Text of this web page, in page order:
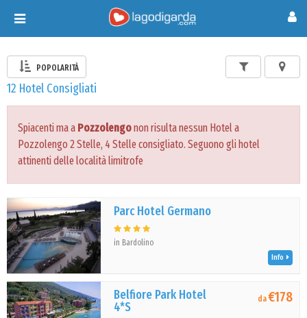
Toggle
navigation
POPOLARITÀ
12 Hotel Consigliati
Spiacenti ma a Pozzolengonon risulta nessun Hotel a
Pozzolengo 2 Stelle, 4 Stelle consigliato. Seguono gli hotel
attinenti delle località limitrofe
Parc Hotel Germano
in Bardolino
Info
Belfiore Park Hotel
4*S
da€178